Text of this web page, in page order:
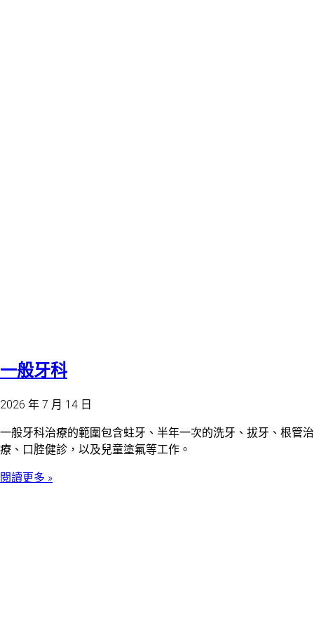
一般牙科
2026 年 7 月 14 日
一般牙科治療的範圍包含蛀牙、半年一次的洗牙、拔牙、根管治
療、口腔健診，以及兒童塗氟等工作。
閱讀更多 »